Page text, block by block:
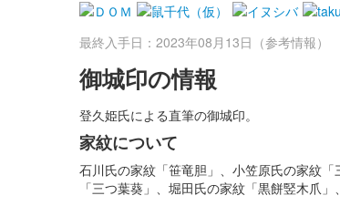
最終入手日：2023年08月13日（参考情報）
御城印の情報
登久姫氏による直筆の御城印。
家紋について
石川氏の家紋「笹竜胆」、小笠原氏の家紋
「三つ葉葵」、堀田氏の家紋「黒餅竪木爪